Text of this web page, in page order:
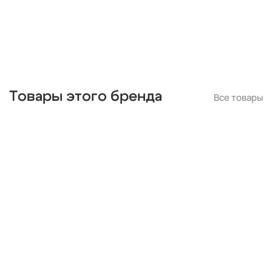
Товары этого бренда Все товары